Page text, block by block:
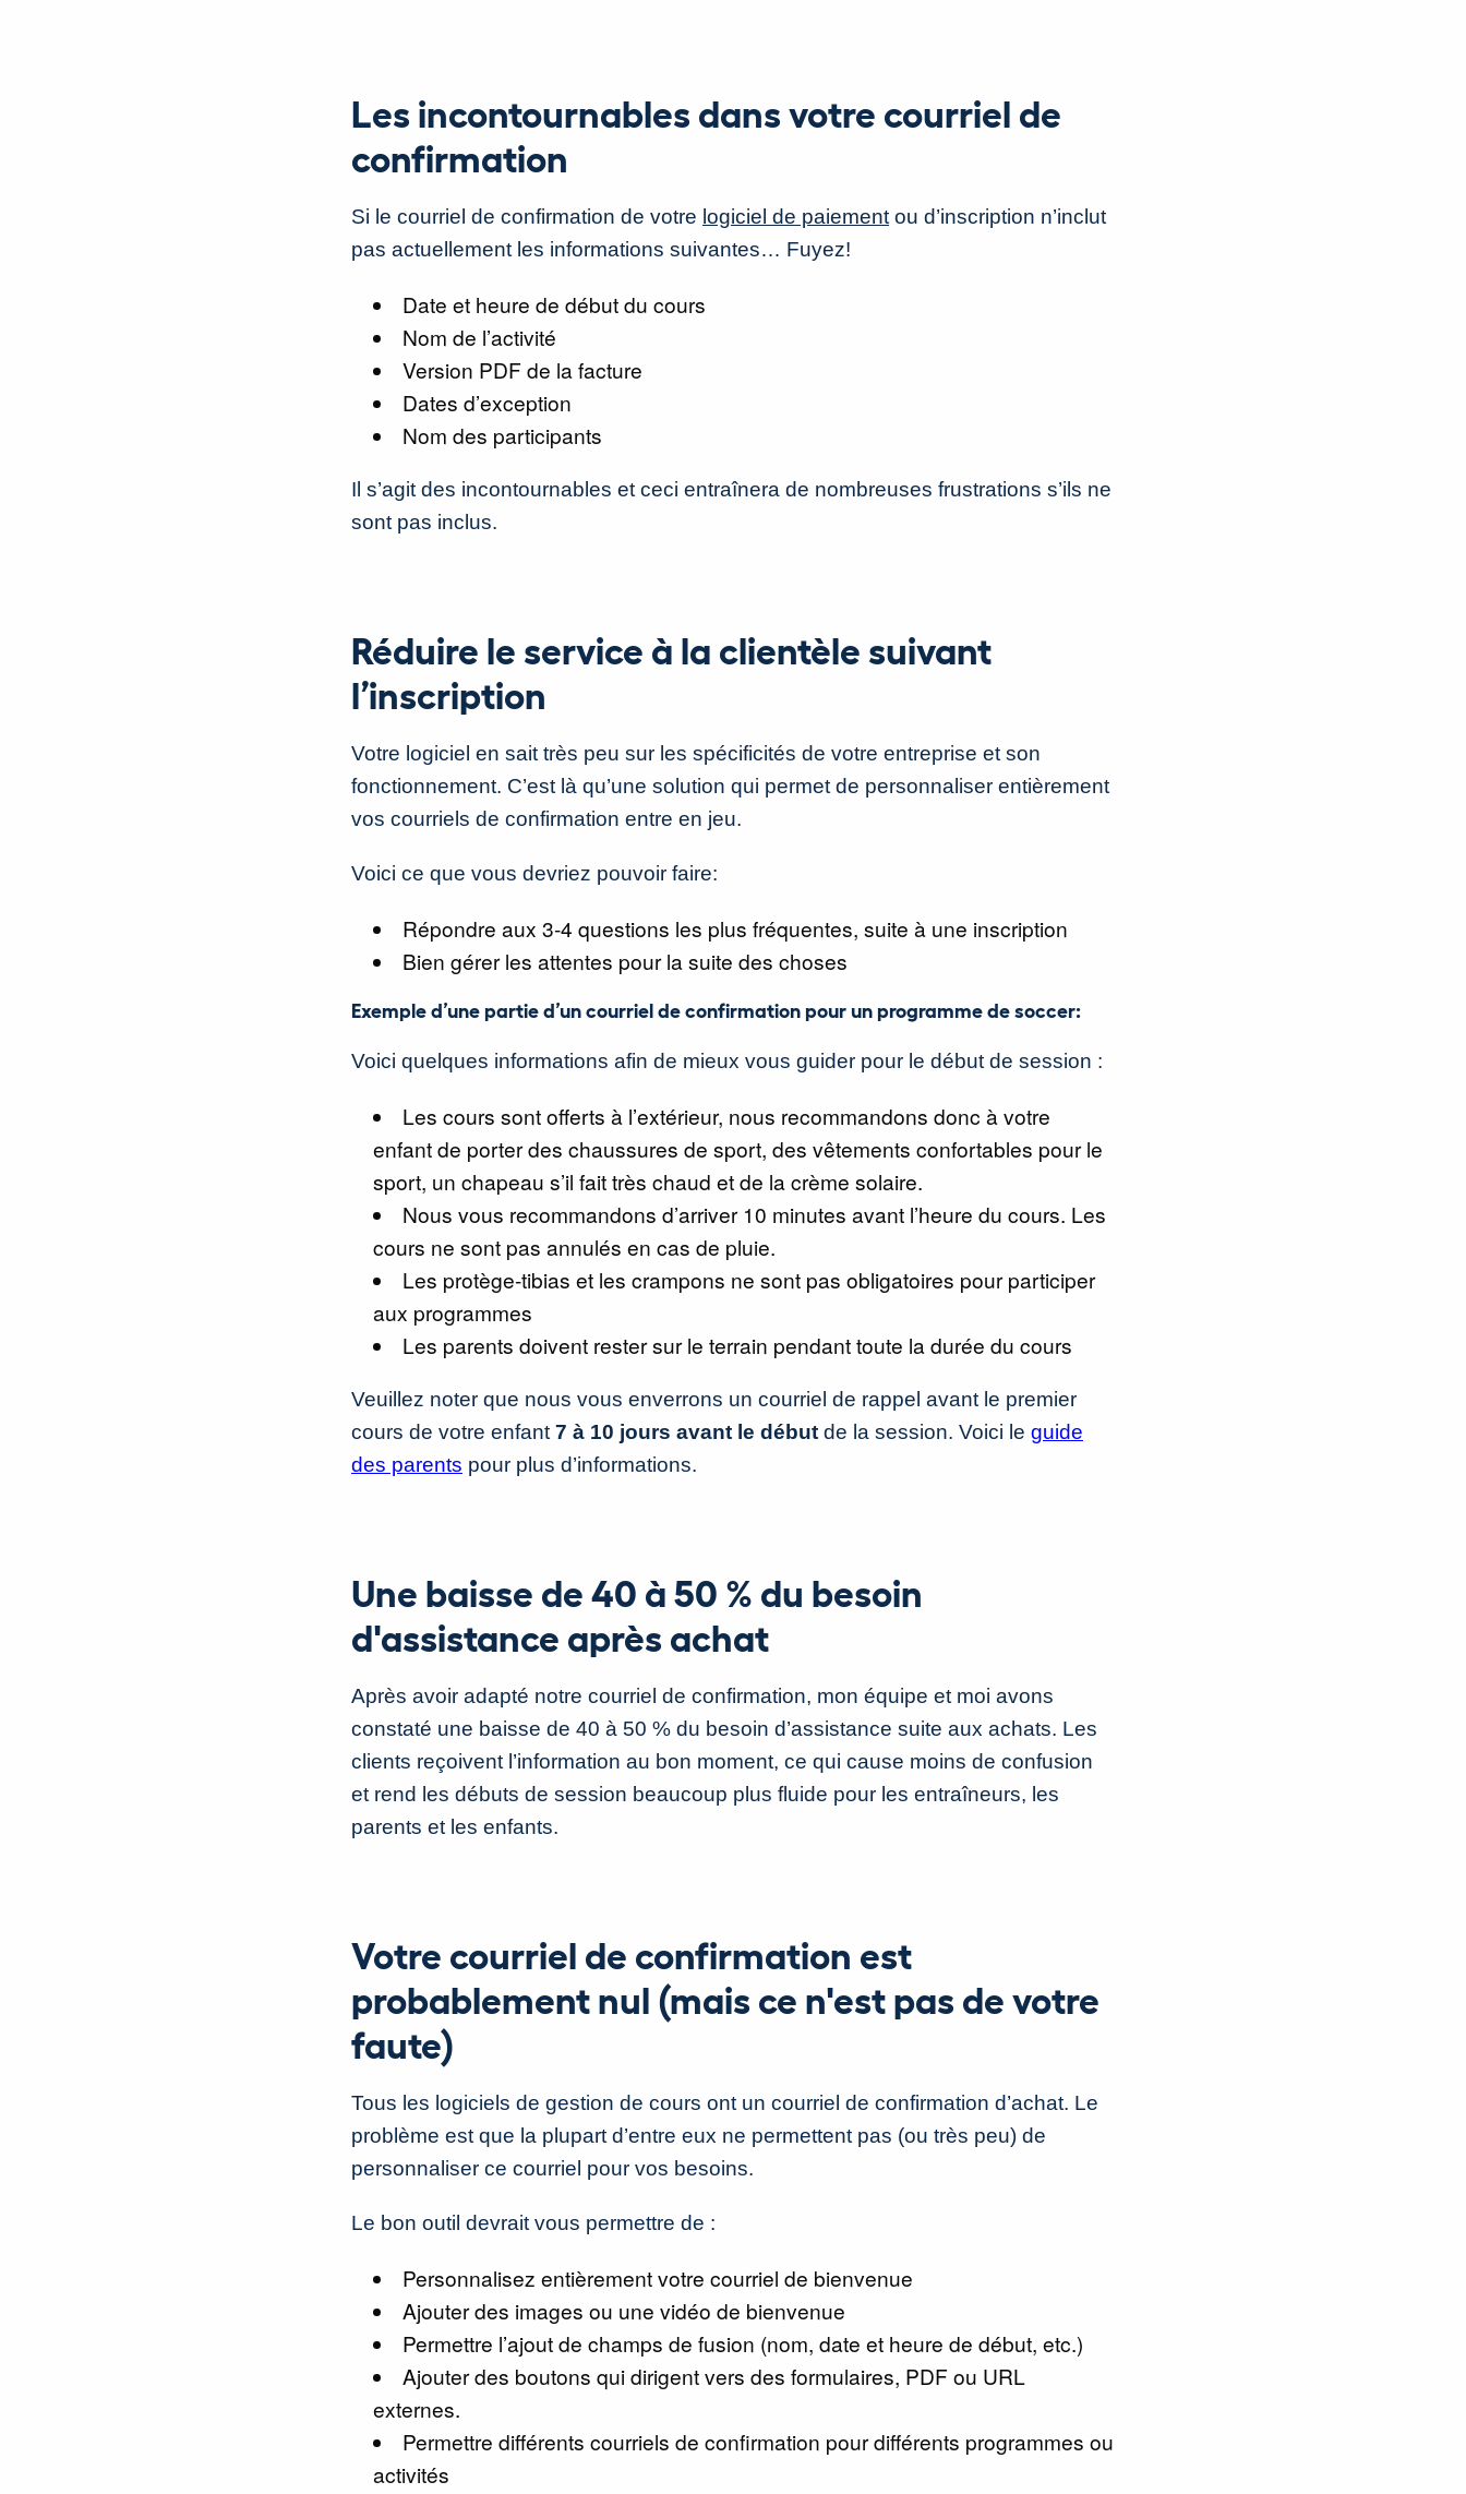
Les incontournables dans votre courriel de
confirmation
Si le courriel de confirmation de votre logiciel de paiement ou d’inscription n’inclut
pas actuellement les informations suivantes… Fuyez!
Date et heure de début du cours
Nom de l’activité
Version PDF de la facture
Dates d’exception
Nom des participants
Il s’agit des incontournables et ceci entraînera de nombreuses frustrations s’ils ne
sont pas inclus.
Réduire le service à la clientèle suivant
l’inscription
Votre logiciel en sait très peu sur les spécificités de votre entreprise et son
fonctionnement. C’est là qu’une solution qui permet de personnaliser entièrement
vos courriels de confirmation entre en jeu.
Voici ce que vous devriez pouvoir faire:
Répondre aux 3-4 questions les plus fréquentes, suite à une inscription
Bien gérer les attentes pour la suite des choses
Exemple d’une partie d’un courriel de confirmation pour un programme de soccer:
Voici quelques informations afin de mieux vous guider pour le début de session :
Les cours sont offerts à l’extérieur, nous recommandons donc à votre
enfant de porter des chaussures de sport, des vêtements confortables pour le
sport, un chapeau s’il fait très chaud et de la crème solaire.
Nous vous recommandons d’arriver 10 minutes avant l’heure du cours. Les
cours ne sont pas annulés en cas de pluie.
Les protège-tibias et les crampons ne sont pas obligatoires pour participer
aux programmes
Les parents doivent rester sur le terrain pendant toute la durée du cours
Veuillez noter que nous vous enverrons un courriel de rappel avant le premier
cours de votre enfant 7 à 10 jours avant le début de la session. Voici le guide
des parents pour plus d’informations.
Une baisse de 40 à 50 % du besoin
d'assistance après achat
Après avoir adapté notre courriel de confirmation, mon équipe et moi avons
constaté une baisse de 40 à 50 % du besoin d’assistance suite aux achats. Les
clients reçoivent l’information au bon moment, ce qui cause moins de confusion
et rend les débuts de session beaucoup plus fluide pour les entraîneurs, les
parents et les enfants.
Votre courriel de confirmation est
probablement nul (mais ce n'est pas de votre
faute)
Tous les logiciels de gestion de cours ont un courriel de confirmation d’achat. Le
problème est que la plupart d’entre eux ne permettent pas (ou très peu) de
personnaliser ce courriel pour vos besoins.
Le bon outil devrait vous permettre de :
Personnalisez entièrement votre courriel de bienvenue
Ajouter des images ou une vidéo de bienvenue
Permettre l’ajout de champs de fusion (nom, date et heure de début, etc.)
Ajouter des boutons qui dirigent vers des formulaires, PDF ou URL
externes.
Permettre différents courriels de confirmation pour différents programmes ou
activités